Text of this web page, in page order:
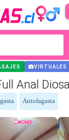
VIRTUALES
Anal
Antofagasta